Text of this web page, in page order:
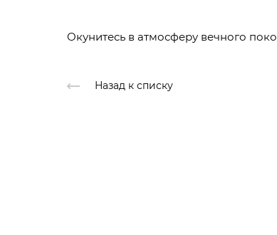
Окунитесь в атмосферу вечного
Назад к списку